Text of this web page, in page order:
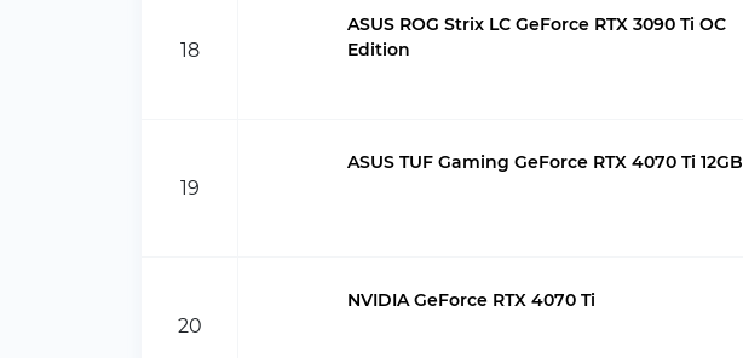
18
ASUS ROG Strix LC GeForce RTX 3090 Ti OC
Edition
19
ASUS TUF Gaming GeForce RTX 4070 Ti 12GB
20
NVIDIA GeForce RTX 4070 Ti